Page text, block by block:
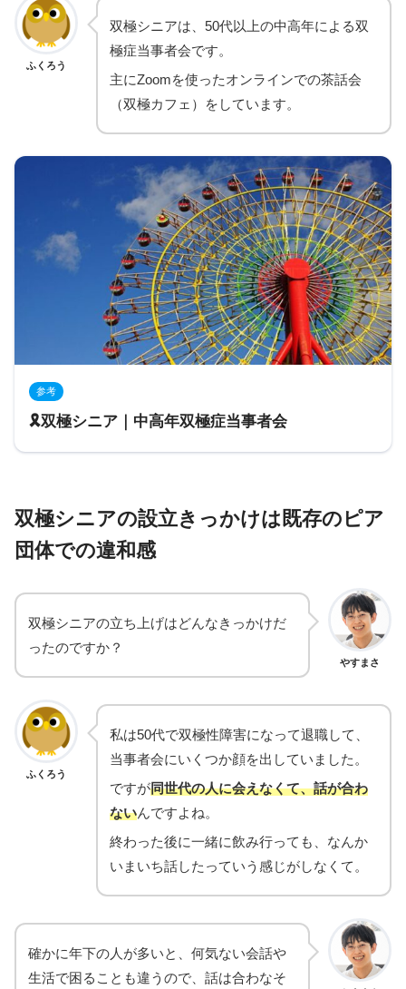
ふくろう
双極シニアは、50代以上の中高年による双
極症当事者会です。
主にZoomを使ったオンラインでの茶話会
（双極カフェ）をしています。
参考
🎗双極シニア｜中高年双極症当事者会
双極シニアの設立きっかけは既存のピア
団体での違和感
やすまさ
双極シニアの立ち上げはどんなきっかけだ
ったのですか？
ふくろう
私は50代で双極性障害になって退職して、
当事者会にいくつか顔を出していました。
ですが同世代の人に会えなくて、話が合わ
ないんですよね。
終わった後に一緒に飲み行っても、なんか
いまいち話したっていう感じがしなくて。
確かに年下の人が多いと、何気ない会話や
生活で困ることも違うので、話は合わなそ